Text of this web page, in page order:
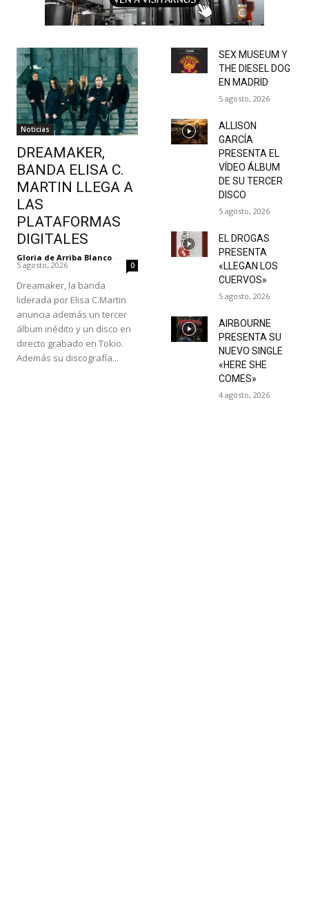
Noticias
DREAMAKER,
BANDA ELISA C.
MARTIN LLEGA A
LAS
PLATAFORMAS
DIGITALES
Gloria de Arriba Blanco -
5 agosto, 2026 0
Dreamaker, la banda
liderada por Elisa C.Martin
anuncia además un tercer
álbum inédito y un disco en
directo grabado en Tokio.
Además su discografía...
SEX MUSEUM Y
THE DIESEL DOG
EN MADRID
5 agosto, 2026
ALLISON
GARCÍA
PRESENTA EL
VÍDEO ÁLBUM
DE SU TERCER
DISCO
5 agosto, 2026
EL DROGAS
PRESENTA
«LLEGAN LOS
CUERVOS»
5 agosto, 2026
AIRBOURNE
PRESENTA SU
NUEVO SINGLE
«HERE SHE
COMES»
4 agosto, 2026